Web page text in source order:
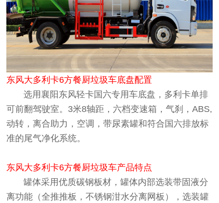
东风大多利卡6方餐厨垃圾车底盘配置
选用襄阳东风轻卡国六专用车底盘，多利卡单排
可前翻驾驶室。3米8轴距，六档变速箱，气刹，ABS,
动转，离合助力，空调，带尿素罐和符合国六排放标
准的尾气净化系统。
东风大多利卡6方餐厨垃圾车产品特点
罐体采用优质碳钢板材，罐体内部选装带固液分
离功能（全推推板，不锈钢泔水分离网板），选装罐